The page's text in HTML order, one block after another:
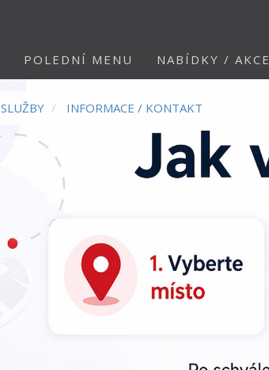
POLEDNÍ MENU NABÍDKY / AKCE
SLUŽBY INFORMACE / KONTAKT